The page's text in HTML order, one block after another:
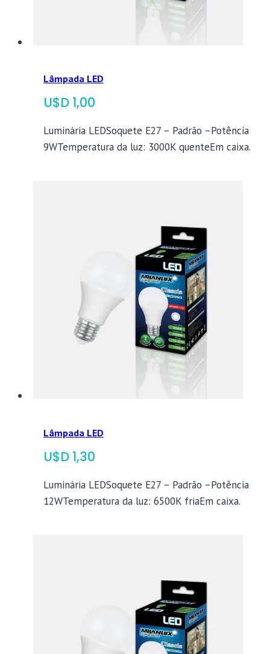
Lâmpada LED
$ 1,00
Luminária LEDSoquete E27 – Padrão –Potência
9WTemperatura da luz: 3000K quenteEm caixa.
Lâmpada LED
$ 1,30
Luminária LEDSoquete E27 – Padrão –Potência
12WTemperatura da luz: 6500K friaEm caixa.